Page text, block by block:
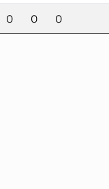
0 0 0